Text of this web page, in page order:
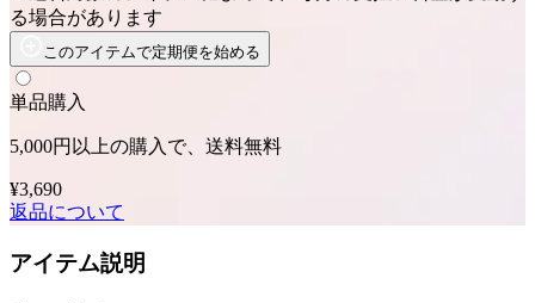
る場合があります
このアイテムで定期便を始める
単品購入
5,000円以上の購入で、送料無料
¥3,690
返品について
アイテム説明